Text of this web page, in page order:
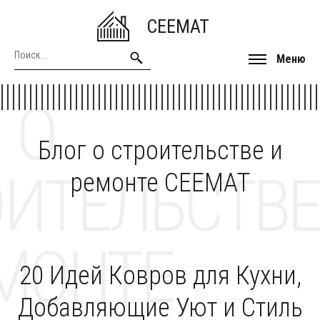
CEEMAT
Меню
Блог о строительстве и
ремонте CEEMAT
О
20 Идей Ковров для Кухни,
Добавляющие Уют и Стиль